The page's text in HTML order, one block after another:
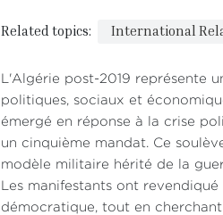
Related topics: International
L'Algérie post-2019 représente
politiques, sociaux et
émergé en réponse à la crise
un cinquième mandat. Ce
modèle militaire hérité de la
Les manifestants ont
démocratique, tout en